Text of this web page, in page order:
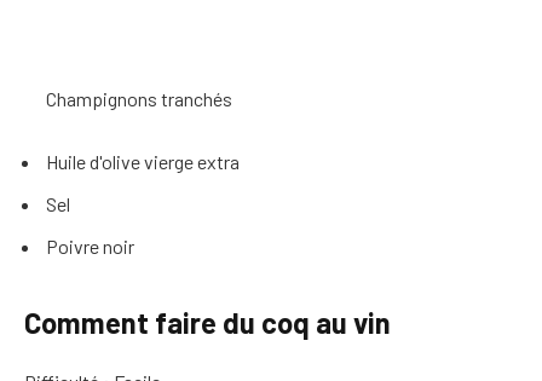
Champignons tranchés
Huile d'olive vierge extra
Sel
Poivre noir
Comment faire du coq au vin